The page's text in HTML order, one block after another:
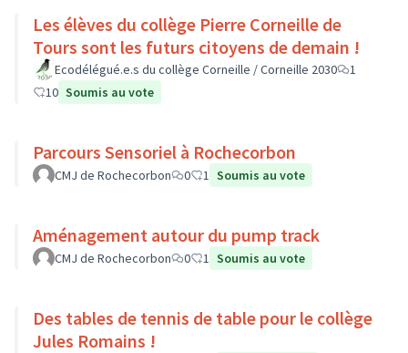
Les élèves du collège Pierre Corneille de
Tours sont les futurs citoyens de demain !
Ecodélégué.e.s du collège Corneille / Corneille 2030
1
10 Soumis au vote
Parcours Sensoriel à Rochecorbon
CMJ de Rochecorbon 0 1 Soumis au vote
Aménagement autour du pump track
CMJ de Rochecorbon 0 1 Soumis au vote
Des tables de tennis de table pour le collège
Jules Romains !